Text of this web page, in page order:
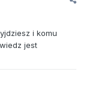
i komu
jest